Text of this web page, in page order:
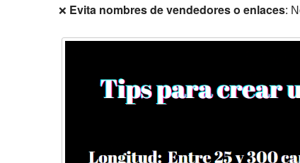
❌ Evita nombres de vendedores o enlaces: